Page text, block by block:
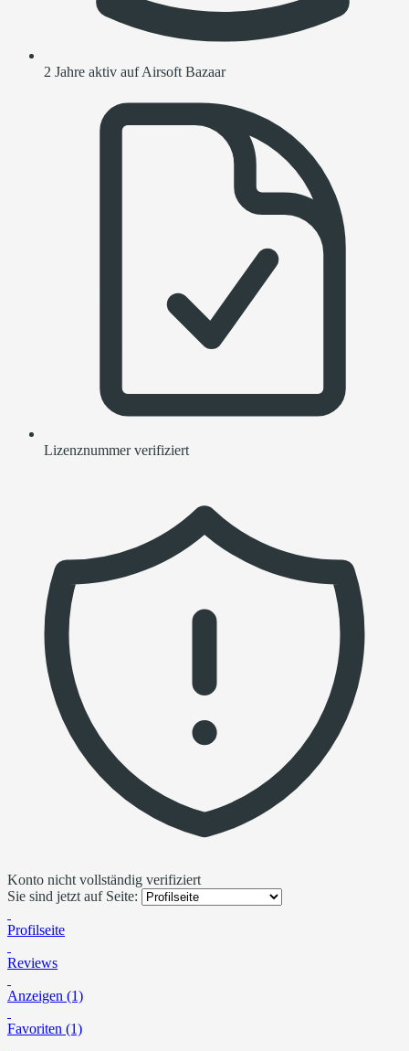
2 Jahre aktiv auf Airsoft Bazaar
Lizenznummer verifiziert
Konto nicht vollständig verifiziert
Sie sind jetzt auf Seite:
Profilseite
Reviews
Anzeigen (1)
Favoriten (1)